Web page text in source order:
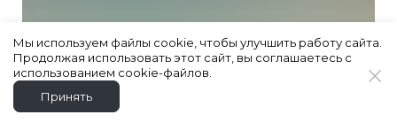
Мы используем файлы cookie, чтобы улучшить работу сайта.
Продолжая использовать этот сайт, вы соглашаетесь с
использованием cookie-файлов.
Принять